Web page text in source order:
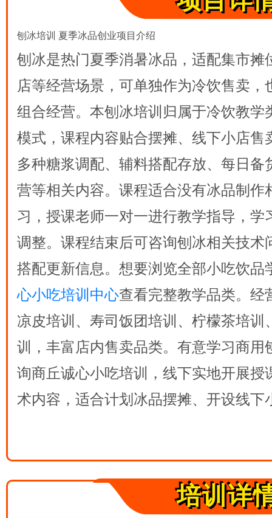
刨冰培训 夏季冰品创业项目介绍
刨冰是热门夏季消暑冰品，适配集市摊
店等经营场景，可单独作为冷饮售卖
组合经营。本刨冰培训归属于冷饮教学
模式，课程内容贴合摆摊、线下小店售
多种糖浆调配、辅料搭配存放、每日备
营等相关内容。课程适合没有冰品制作
习，授课老师一对一进行教学指导，学
调整。课程结束后可咨询刨冰相关技术
搭配更新信息。想要浏览全部小吃饮品
心小吃培训中心查看完整教学品类。经
凉皮培训、寿司饭团培训、柠檬茶培训
训，丰富店内售卖品类。有意学习商用
询商丘诚心小吃培训，线下实地开展授
术内容，适合计划冰品摆摊、开设线下
培训详